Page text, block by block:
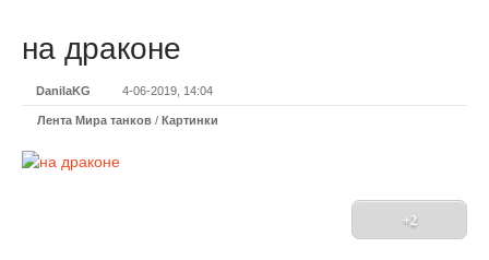
на драконе
DanilaKG 4-06-2019, 14:04
Лента Мира танков / Картинки
+2